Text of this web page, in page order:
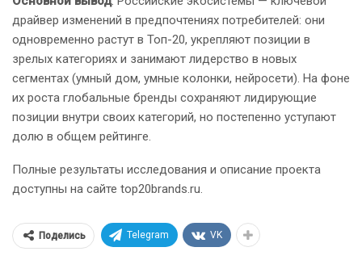
драйвер изменений в предпочтениях потребителей: они
одновременно растут в Топ-20, укрепляют позиции в
зрелых категориях и занимают лидерство в новых
сегментах (умный дом, умные колонки, нейросети). На фоне
их роста глобальные бренды сохраняют лидирующие
позиции внутри своих категорий, но постепенно уступают
долю в общем рейтинге.
Полные результаты исследования и описание проекта
доступны на сайте top20brands.ru.
Поделись Telegram VK